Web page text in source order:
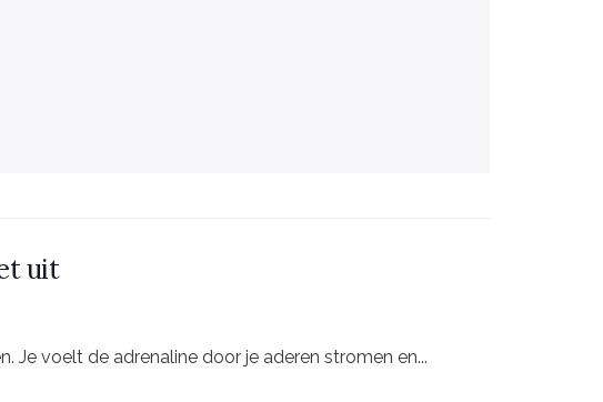
uit
Je voelt de adrenaline door je aderen stromen en...